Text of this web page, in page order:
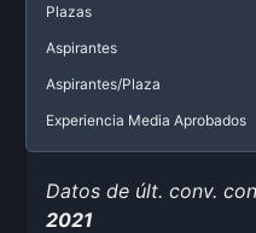
Plazas
Aspirantes
Aspirantes/Plaza
Experiencia Media Aprobados
Datos de últ. conv.
2021